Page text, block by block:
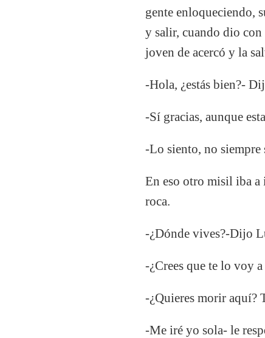
gente enloqueciendo,
y salir, cuando dio con
joven de acercó y la
-Hola, ¿estás bien?-
-Sí gracias, aunque
-Lo siento, no siempre
En eso otro misil iba a
roca.
-¿Dónde vives?-Dijo
-¿Crees que te lo voy
-¿Quieres morir aquí?
-Me iré yo sola- le